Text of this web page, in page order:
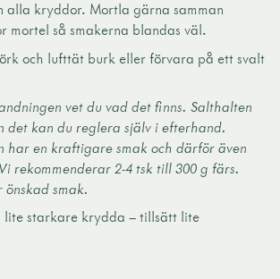
alla kryddor. Mortla gärna samman
mortel så smakerna blandas väl.
och lufttät burk eller förvara på ett svalt
vet du vad det finns. Salthalten
det kan du reglera själv i efterhand.
har en kraftigare smak och därför även
rekommenderar 2-4 tsk till 300 g färs.
smak.
lite starkare krydda – tillsätt lite